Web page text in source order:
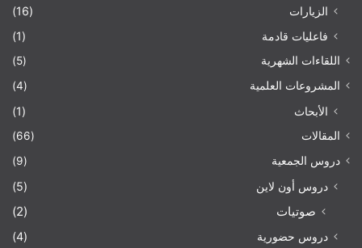
الزيارات
(16)
فاعليات قادمة
(1)
اللقاءات الشهرية
(5)
المشروعات العلمية
(4)
الأبحاث (1)
المقالات
(66)
دروس الجمعية
(9)
دروس أون لاين (5)
صوتيات (2)
دروس حضورية
(4)